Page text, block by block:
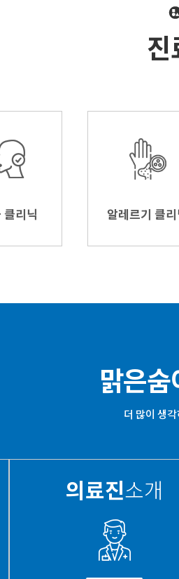
리닉 알레르기 클리
맑은
더 많이 생
의료진소개